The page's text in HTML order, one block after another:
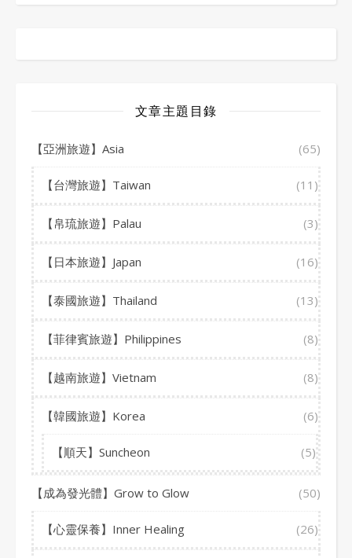
文章主題目錄
【亞洲旅遊】Asia (65)
【台灣旅遊】Taiwan (11)
【帛琉旅遊】Palau (3)
【日本旅遊】Japan (16)
【泰國旅遊】Thailand (13)
【菲律賓旅遊】Philippines (8)
【越南旅遊】Vietnam (8)
【韓國旅遊】Korea (6)
【順天】Suncheon (5)
【成為發光體】Grow to Glow (50)
【心靈保養】Inner Healing (26)